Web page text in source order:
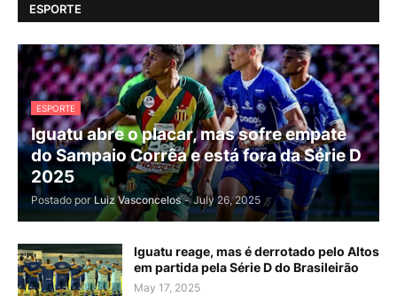
ESPORTE
ESPORTE
Iguatu abre o placar, mas sofre empate
do Sampaio Corrêa e está fora da Série D
2025
Postado por Luiz Vasconcelos - July 26, 2025
Iguatu reage, mas é derrotado pelo Altos
em partida pela Série D do Brasileirão
May 17, 2025